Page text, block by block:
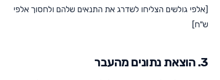
[אלפי גולשים הצליחו לשדרג את התנאים שלהם ולחסוך אלפי
ש"ח]
3. הוצאת נתונים מהעבר